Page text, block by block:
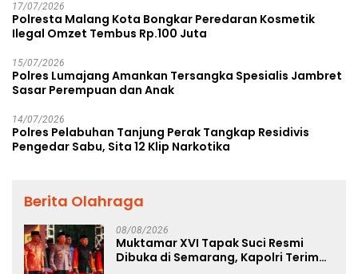
17/07/2026
Polresta Malang Kota Bongkar Peredaran Kosmetik
Ilegal Omzet Tembus Rp.100 Juta
15/07/2026
Polres Lumajang Amankan Tersangka Spesialis Jambret
Sasar Perempuan dan Anak
14/07/2026
Polres Pelabuhan Tanjung Perak Tangkap Residivis
Pengedar Sabu, Sita 12 Klip Narkotika
Berita Olahraga
08/08/2026
Muktamar XVI Tapak Suci Resmi
Dibuka di Semarang, Kapolri Terima